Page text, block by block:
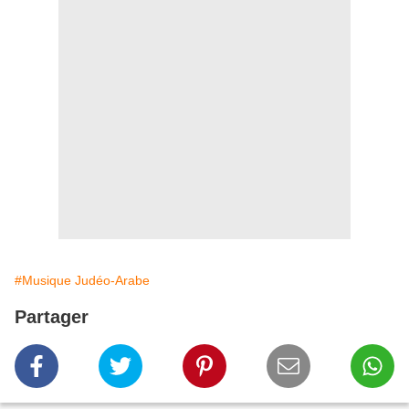
#Musique Judéo-Arabe
Partager